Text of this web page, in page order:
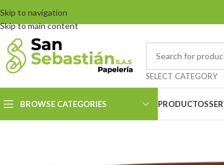
Skip to navigation
Skip to main content
SELECT CATEGORY
BROWSE CATEGORIES PRODUCTOS